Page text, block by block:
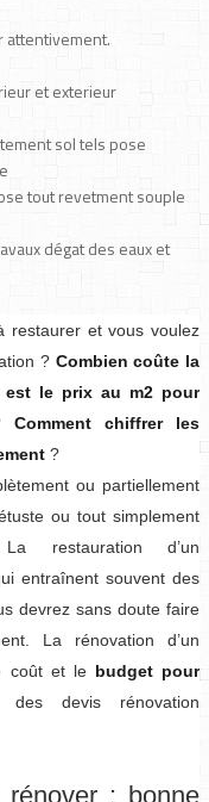
attentivement.
et exterieur
sol tels pose
souple
dégat des eaux et
restaurer et vous voulez
? Combien coûte la
est le prix au m2 pour
Comment chiffrer les
?
ou partiellement
ou tout simplement
d’un
entraînent souvent des
devrez sans doute faire
La rénovation d’un
coût et le budget pour
devis rénovation
rénover : bonne